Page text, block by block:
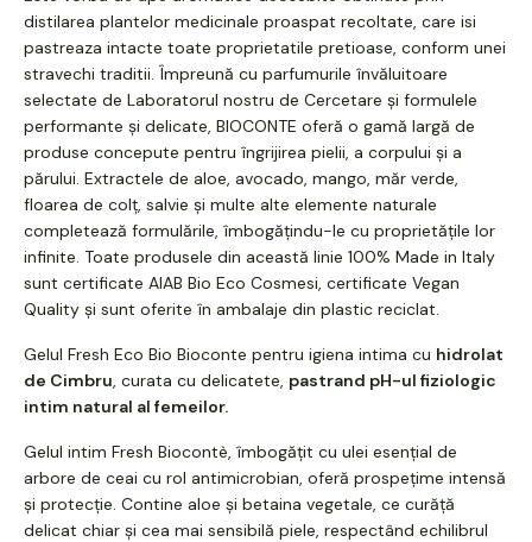
distilarea plantelor medicinale proaspat recoltate, care isi
pastreaza intacte toate proprietatile pretioase, conform unei
stravechi traditii. Împreună cu parfumurile învăluitoare
selectate de Laboratorul nostru de Cercetare și formulele
performante și delicate, BIOCONTE oferă o gamă largă de
produse concepute pentru îngrijirea pielii, a corpului și a
părului. Extractele de aloe, avocado, mango, măr verde,
floarea de colț, salvie și multe alte elemente naturale
completează formulările, îmbogățindu-le cu proprietățile lor
infinite. Toate produsele din această linie 100% Made in Italy
sunt certificate AIAB Bio Eco Cosmesi, certificate Vegan
Quality și sunt oferite în ambalaje din plastic reciclat.
Gelul Fresh Eco Bio Bioconte pentru igiena intima cu hidrolat
de Cimbru, curata cu delicatete, pastrand pH-ul fiziologic
intim natural al femeilor.
Gelul intim Fresh Biocontè, îmbogățit cu ulei esențial de
arbore de ceai cu rol antimicrobian, oferă prospețime intensă
și protecție. Contine aloe și betaina vegetale, ce curăță
delicat chiar și cea mai sensibilă piele, respectând echilibrul